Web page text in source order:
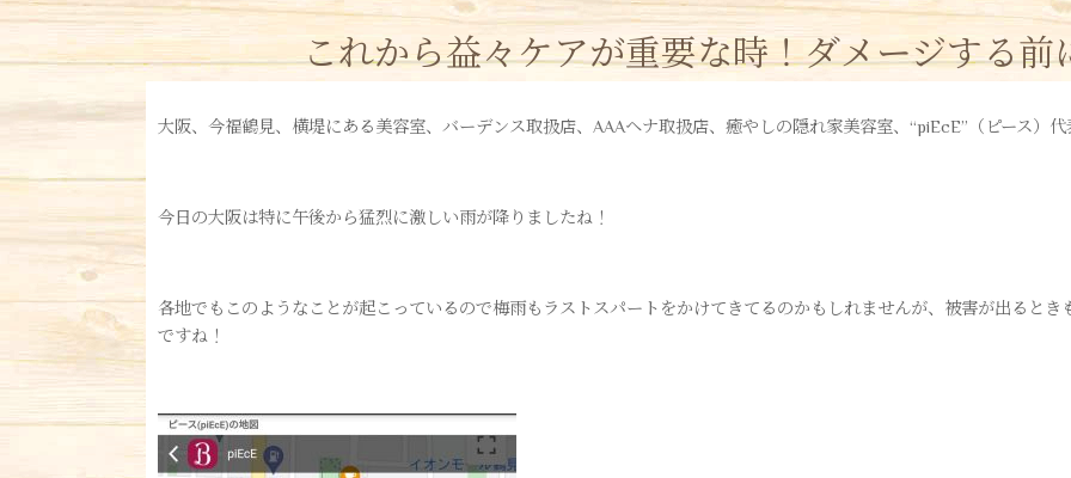
これから益々ケアが重要な時！ダメージする前
大阪、今福鶴見、横堤にある美容室、バーデンス取扱店、AAAヘナ取扱店、癒やしの隠れ家美容室、“piEcE”（ピース）
今日の大阪は特に午後から猛烈に激しい雨が降りましたね！
各地でもこのようなことが起こっているので梅雨もラストスパートをかけてきてるのかもしれませんが、被害が出ると
ですね！